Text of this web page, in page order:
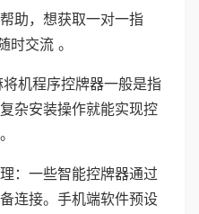
助，想获取一对一指
交流 。
机程序控牌器一般是指
杂安装操作就能实现控
：一些智能控牌器通过
连接。手机端软件预设